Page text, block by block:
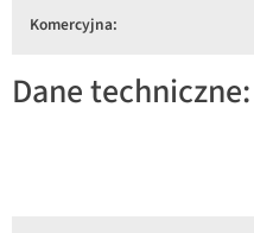
Komercyjna:
Dane techniczne: